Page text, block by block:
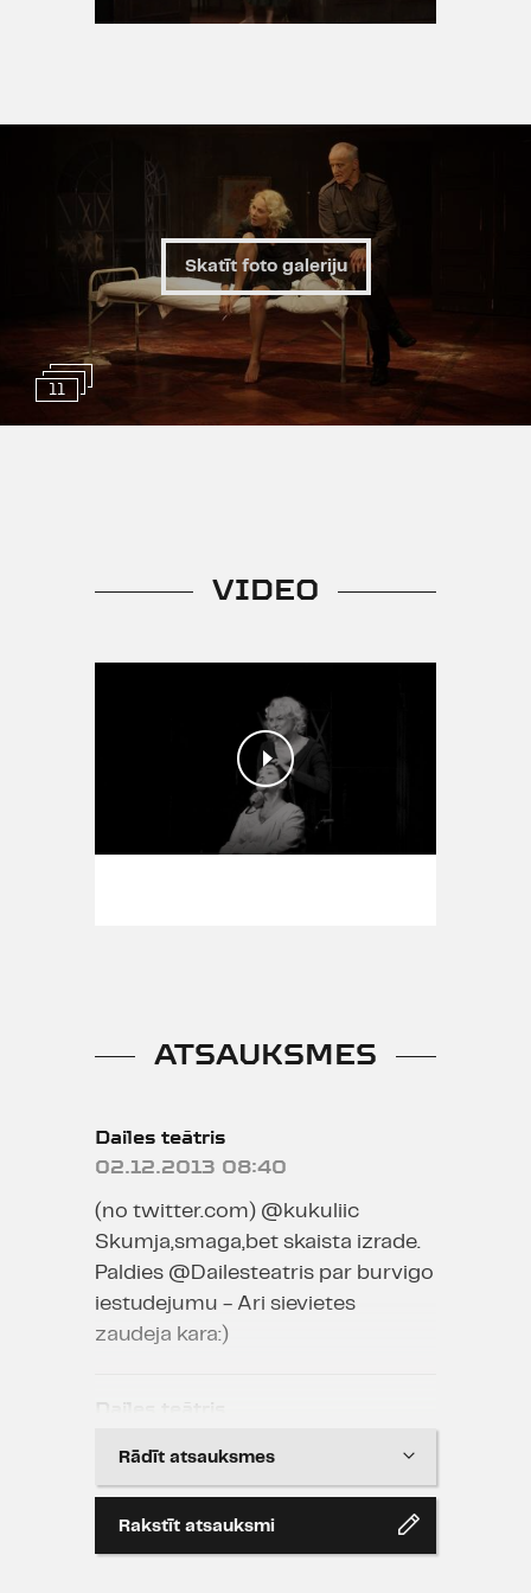
11
Skatīt foto galeriju
VIDEO
ATSAUKSMES
Dailes teātris
02.12.2013 08:40
(no twitter.com) @kukuliic
Skumja,smaga,bet skaista izrade.
Paldies @Dailesteatris par burvigo
iestudejumu - Ari sievietes
zaudeja kara:)
Dailes teātris
(no twitter.com) ‏@Dzirgis
Pēdējā brīdī tomēr tiku pie iespējas
Rādīt atsauksmes
Rakstīt atsauksmi